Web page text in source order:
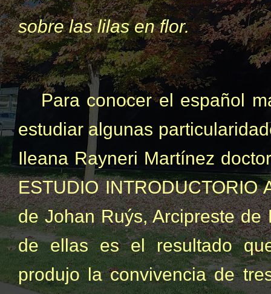
sobre las lilas en flor.
Para conocer el español
estudiar algunas
Ileana Rayneri Martínez
ESTUDIO INTRODUCTORIO
de Johan Ruýs, Arcipreste
de ellas es el resultado
produjo la convivencia de